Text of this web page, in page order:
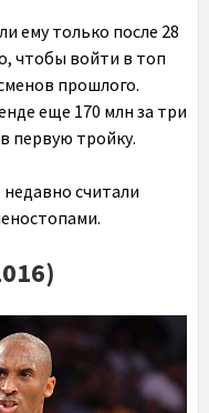
ему только после 28
чтобы войти в топ
прошлого.
еще 170 млн за три
первую тройку.
считали